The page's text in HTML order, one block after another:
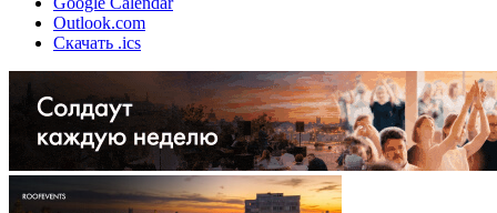
Outlook.com
Скачать .ics